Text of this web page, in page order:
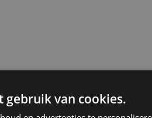
gebruik van cookies.